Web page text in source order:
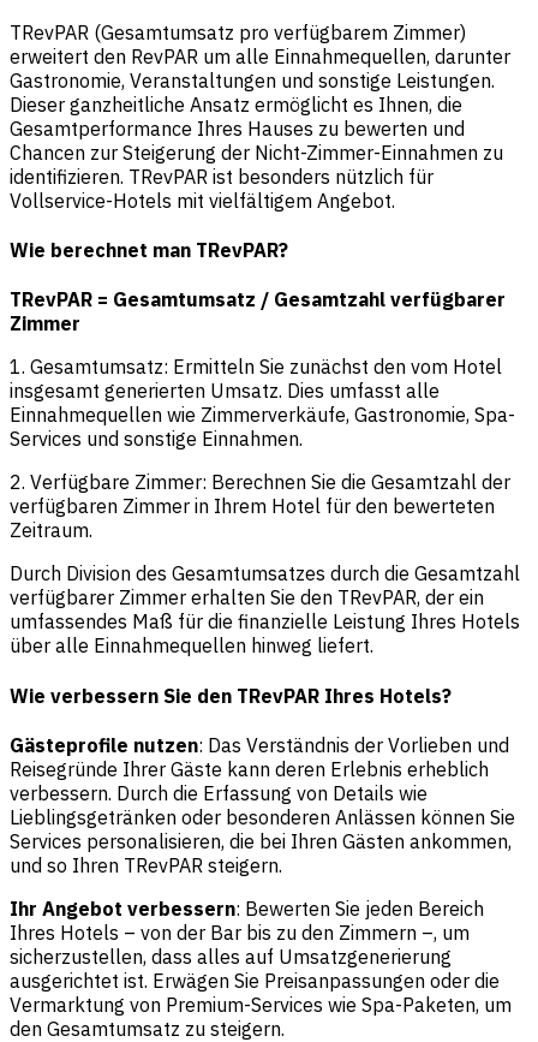
TRevPAR (Gesamtumsatz pro verfügbarem Zimmer)
erweitert den RevPAR um alle Einnahmequellen, darunter
Gastronomie, Veranstaltungen und sonstige Leistungen.
Dieser ganzheitliche Ansatz ermöglicht es Ihnen, die
Gesamtperformance Ihres Hauses zu bewerten und
Chancen zur Steigerung der Nicht-Zimmer-Einnahmen zu
identifizieren. TRevPAR ist besonders nützlich für
Vollservice-Hotels mit vielfältigem Angebot.
Wie berechnet man TRevPAR?
TRevPAR = Gesamtumsatz / Gesamtzahl verfügbarer
Zimmer
1. Gesamtumsatz: Ermitteln Sie zunächst den vom Hotel
insgesamt generierten Umsatz. Dies umfasst alle
Einnahmequellen wie Zimmerverkäufe, Gastronomie, Spa-
Services und sonstige Einnahmen.
2. Verfügbare Zimmer: Berechnen Sie die Gesamtzahl der
verfügbaren Zimmer in Ihrem Hotel für den bewerteten
Zeitraum.
Durch Division des Gesamtumsatzes durch die Gesamtzahl
verfügbarer Zimmer erhalten Sie den TRevPAR, der ein
umfassendes Maß für die finanzielle Leistung Ihres Hotels
über alle Einnahmequellen hinweg liefert.
Wie verbessern Sie den TRevPAR Ihres Hotels?
Gästeprofile nutzen: Das Verständnis der Vorlieben und
Reisegründe Ihrer Gäste kann deren Erlebnis erheblich
verbessern. Durch die Erfassung von Details wie
Lieblingsgetränken oder besonderen Anlässen können Sie
Services personalisieren, die bei Ihren Gästen ankommen,
und so Ihren TRevPAR steigern.
Ihr Angebot verbessern: Bewerten Sie jeden Bereich
Ihres Hotels – von der Bar bis zu den Zimmern –, um
sicherzustellen, dass alles auf Umsatzgenerierung
ausgerichtet ist. Erwägen Sie Preisanpassungen oder die
Vermarktung von Premium-Services wie Spa-Paketen, um
den Gesamtumsatz zu steigern.